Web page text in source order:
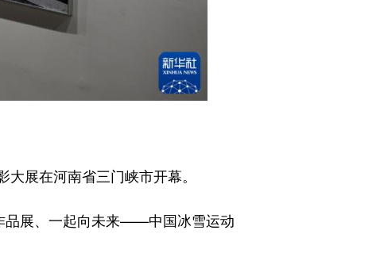
展在河南省三门峡市开幕。
展、一起向未来——中国冰雪运动